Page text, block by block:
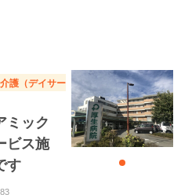
護（デイサー
ミック
ビス施
す